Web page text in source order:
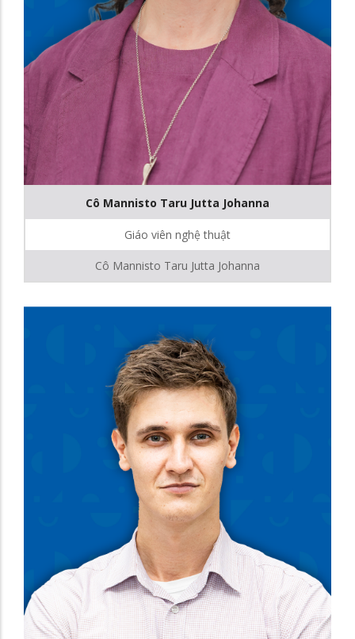
Cô Mannisto Taru Jutta Johanna
Giáo viên nghệ thuật
Cô Mannisto Taru Jutta Johanna